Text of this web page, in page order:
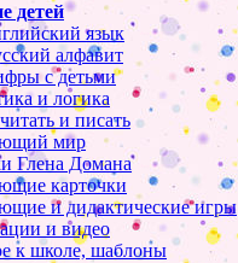
детей
язык
алфавит
с детьми
и логика
и писать
мир
Глена Домана
карточки
и дидактические игры
и видео
к школе, шаблоны